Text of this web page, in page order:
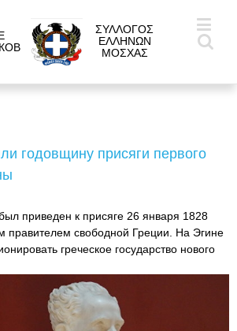
ΣΥΛΛΟΓΟΣ
ΕΛΛΗΝΩΝ
ΜΟΣΧΑΣ
годовщину присяги первого
приведен к присяге 26 января 1828
правителем свободной Греции. На Эгине
греческое государство нового